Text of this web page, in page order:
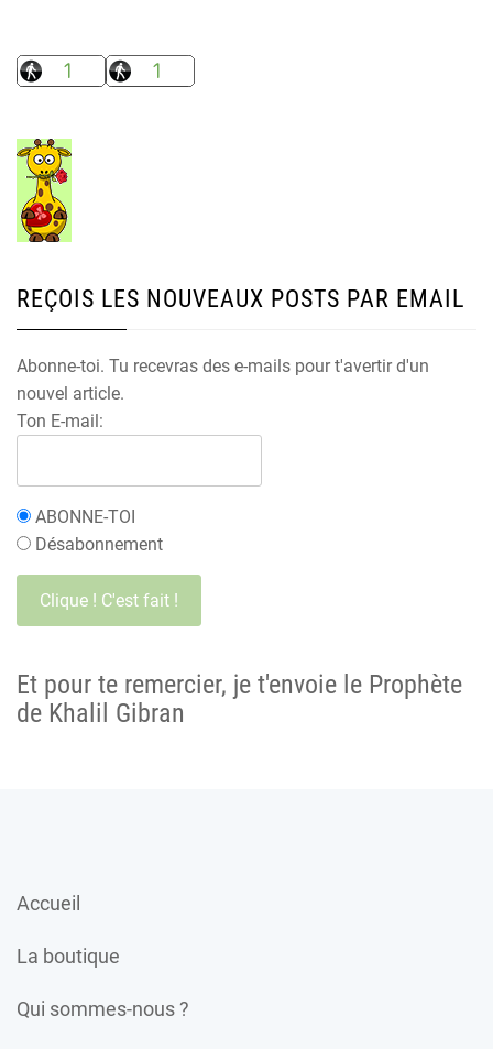
REÇOIS LES NOUVEAUX POSTS PAR EMAIL
Abonne-toi. Tu recevras des e-mails pour t'avertir d'un
nouvel article.
Ton E-mail:
ABONNE-TOI
Désabonnement
Et pour te remercier, je t'envoie le Prophète
de Khalil Gibran
Accueil
La boutique
Qui sommes-nous ?